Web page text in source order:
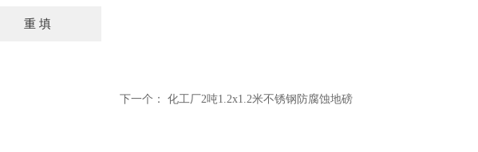
下一个： 化工厂2吨1.2x1.2米不锈钢防腐蚀地磅